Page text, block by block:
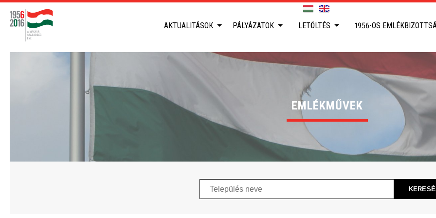
AKTUALITÁSOK PÁLYÁZATOK LETÖLTÉS 1956-OS
EMLÉKMŰVEK
Település
neve